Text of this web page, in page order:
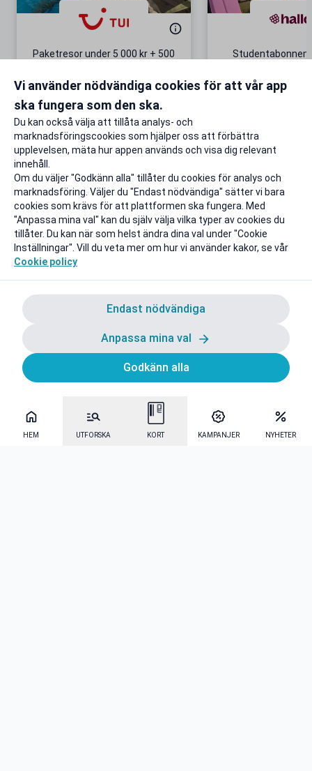
HEM UTFORSKA KORT KAMPANJER NYHETER
Paketresor under 5 000 kr + 500
Gäller även på redan prissänkta
Till rabatten
+ 20 GB
Vi använder nödvändiga cookies för att vår app
ska fungera som den ska.
Du kan också välja att tillåta analys- och
marknadsföringscookies som hjälper oss att förbättra
upplevelsen, mäta hur appen används och visa dig relevant
innehåll.
Om du väljer "Godkänn alla" tillåter du cookies för analys och
marknadsföring. Väljer du "Endast nödvändiga" sätter vi bara
cookies som krävs för att plattformen ska fungera. Med
"Anpassa mina val" kan du själv välja vilka typer av cookies du
tillåter. Du kan när som helst ändra dina val under "Cookie
Inställningar". Vill du veta mer om hur vi använder kakor, se vår
Cookie policy
Endast nödvändiga
Anpassa mina val
Godkänn alla